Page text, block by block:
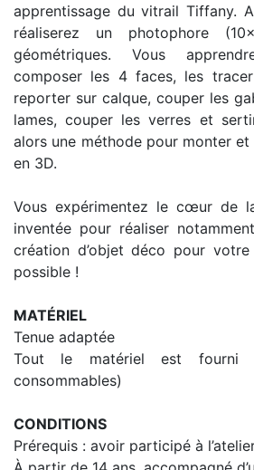
apprentissage du vitrail Tiffany.
réaliserez un photophore
géométriques. Vous
composer les 4 faces, les
reporter sur calque, couper les
lames, couper les verres et
alors une méthode pour monter
en 3D.
Vous expérimentez le cœur de
inventée pour réaliser
création d’objet déco pour
possible !
MATÉRIEL
Tenue adaptée
Tout le matériel est fourni
consommables)
CONDITIONS
Prérequis : avoir participé à